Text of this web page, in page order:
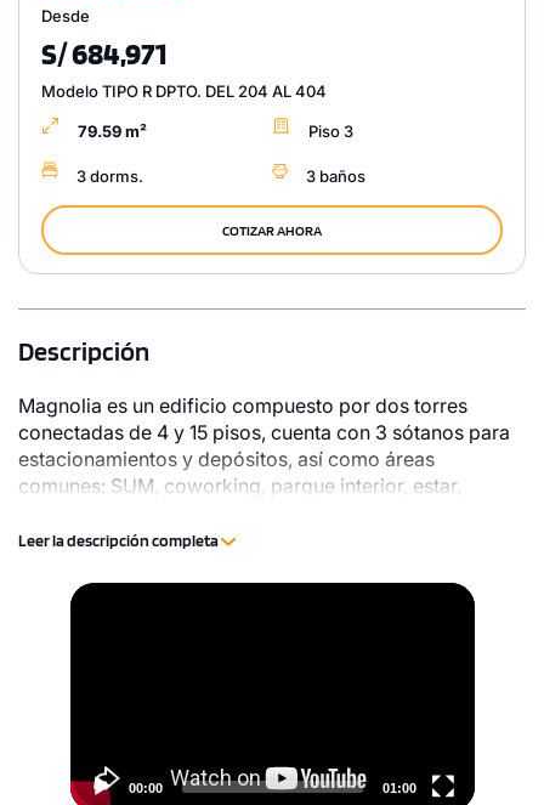
Desde
S/ 684,971
Modelo TIPO R DPTO. DEL 204 AL 404
79.59 m² Piso 3
3 dorms. 3 baños
COTIZAR AHORA
Modelo TIPO T DPTO. DEL 704 AL 1304
Descripción
Magnolia es un edificio compuesto por dos torres
conectadas de 4 y 15 pisos, cuenta con 3 sótanos para
estacionamientos y depósitos, así como áreas
comunes: SUM, coworking, parque interior, estar,
Leer la descripción completa
Video
00:00 01:00